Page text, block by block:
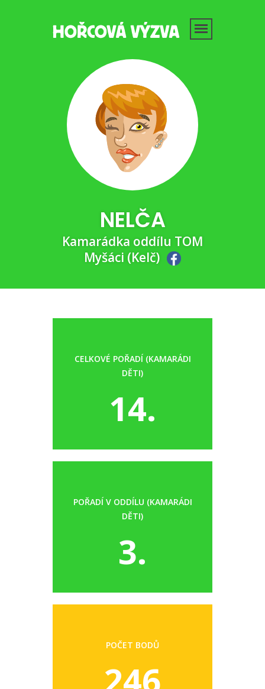
NELČA
Kamarádka oddílu TOM
Myšáci (Kelč)
CELKOVÉ POŘADÍ (KAMARÁDI
DĚTI)
14.
POŘADÍ V ODDÍLU (KAMARÁDI
DĚTI)
3.
POČET BODŮ